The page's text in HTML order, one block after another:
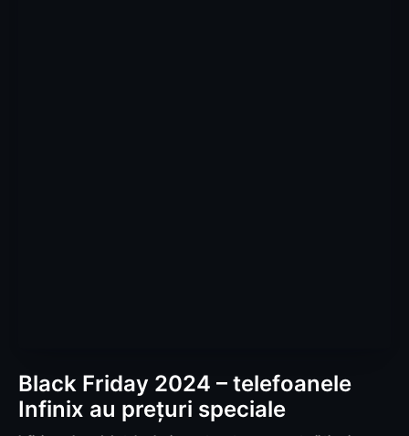
Black Friday 2024 – telefoanele
Infinix au prețuri speciale